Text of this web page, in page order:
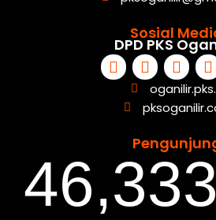
Sosial
DPD PKS
46,333